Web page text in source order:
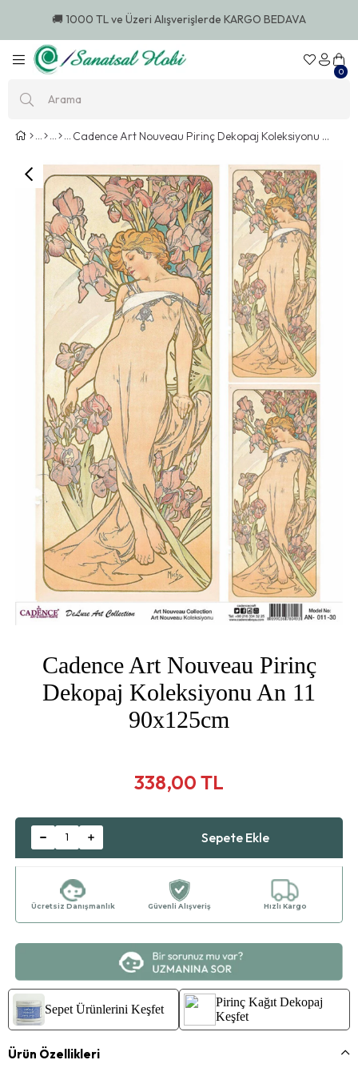
🚚 1000 TL ve Üzeri Alışverişlerde KARGO BEDAVA
0
Cadence Art Nouveau Pirinç Dekopaj Koleksiyonu An 11 90x125cm
Cadence Art Nouveau Pirinç
Dekopaj Koleksiyonu An 11
90x125cm
338,00 TL
Ücretsiz Danışmanlık Güvenli Alışveriş Hızlı Kargo
Sepet Ürünlerini Keşfet
Pirinç Kağıt Dekopaj
Keşfet
Ürün Özellikleri